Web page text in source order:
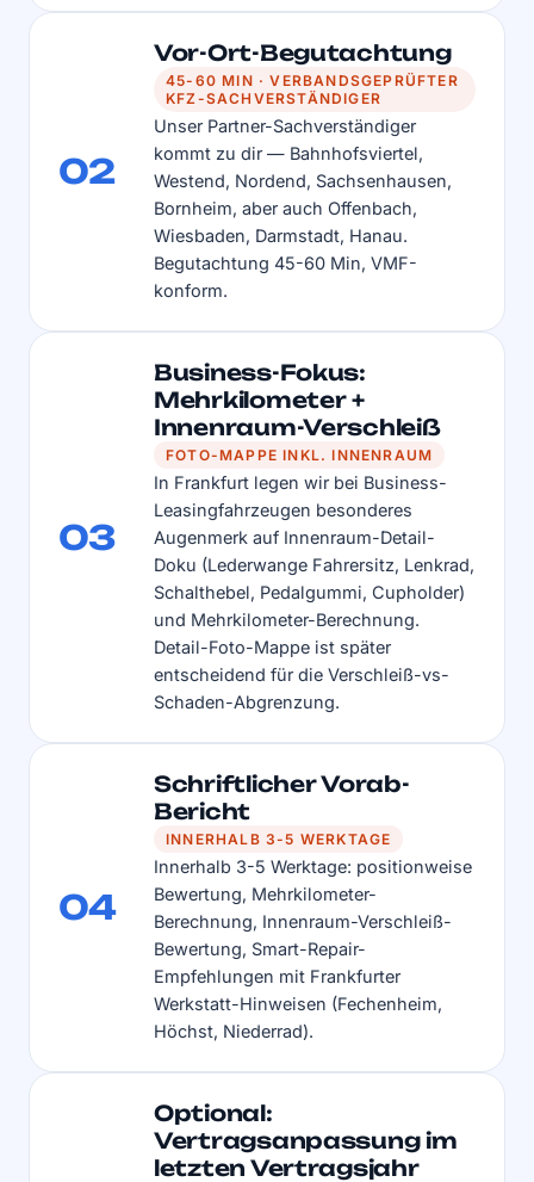
02
Vor-Ort-Begutachtung
45-60 MIN · VERBANDSGEPRÜFTER
KFZ-SACHVERSTÄNDIGER
Unser Partner-Sachverständiger
kommt zu dir — Bahnhofsviertel,
Westend, Nordend, Sachsenhausen,
Bornheim, aber auch Offenbach,
Wiesbaden, Darmstadt, Hanau.
Begutachtung 45-60 Min, VMF-
konform.
03
Business-Fokus:
Mehrkilometer +
Innenraum-Verschleiß
FOTO-MAPPE INKL. INNENRAUM
In Frankfurt legen wir bei Business-
Leasingfahrzeugen besonderes
Augenmerk auf Innenraum-Detail-
Doku (Lederwange Fahrersitz, Lenkrad,
Schalthebel, Pedalgummi, Cupholder)
und Mehrkilometer-Berechnung.
Detail-Foto-Mappe ist später
entscheidend für die Verschleiß-vs-
Schaden-Abgrenzung.
04
Schriftlicher Vorab-
Bericht
INNERHALB 3-5 WERKTAGE
Innerhalb 3-5 Werktage: positionweise
Bewertung, Mehrkilometer-
Berechnung, Innenraum-Verschleiß-
Bewertung, Smart-Repair-
Empfehlungen mit Frankfurter
Werkstatt-Hinweisen (Fechenheim,
Höchst, Niederrad).
Optional:
Vertragsanpassung im
letzten Vertragsjahr